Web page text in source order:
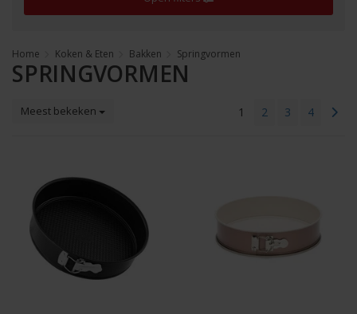
Home Koken & Eten Bakken Springvormen
SPRINGVORMEN
Meest bekeken 1 2 3 4